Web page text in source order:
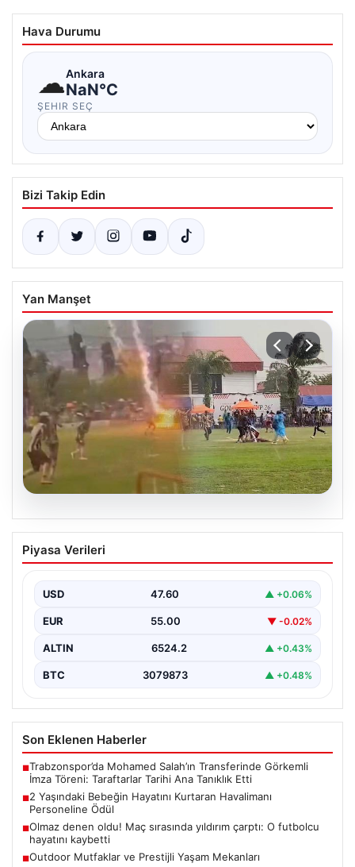
Hava Durumu
☁Ankara
NaN°C
ŞEHIR SEÇ
Bizi Takip Edin
Yan Manşet
04.08.2026
Olmaz denen oldu! Maç sırasında
yıldırım çarptı: O futbolcu hayatını
Piyasa Verileri
USD 47.60 ▲ +0.06%
EUR 55.00 ▼ -0.02%
ALTIN 6524.2 ▲ +0.43%
BTC 3079873 ▲ +0.48%
Son Eklenen Haberler
■Trabzonspor’da Mohamed Salah’ın Transferinde Görkemli
İmza Töreni: Taraftarlar Tarihi Ana Tanıklık Etti
■2 Yaşındaki Bebeğin Hayatını Kurtaran Havalimanı
Personeline Ödül
■Olmaz denen oldu! Maç sırasında yıldırım çarptı: O futbolcu
hayatını kaybetti
■Outdoor Mutfaklar ve Prestijli Yaşam Mekanları